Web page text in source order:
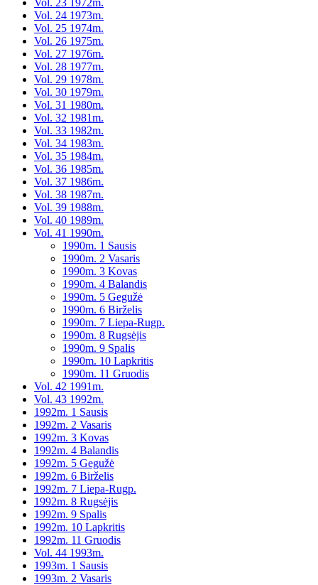
Vol. 23 1972m.
Vol. 24 1973m.
Vol. 25 1974m.
Vol. 26 1975m.
Vol. 27 1976m.
Vol. 28 1977m.
Vol. 29 1978m.
Vol. 30 1979m.
Vol. 31 1980m.
Vol. 32 1981m.
Vol. 33 1982m.
Vol. 34 1983m.
Vol. 35 1984m.
Vol. 36 1985m.
Vol. 37 1986m.
Vol. 38 1987m.
Vol. 39 1988m.
Vol. 40 1989m.
Vol. 41 1990m.
1990m. 1 Sausis
1990m. 2 Vasaris
1990m. 3 Kovas
1990m. 4 Balandis
1990m. 5 Gegužė
1990m. 6 Birželis
1990m. 7 Liepa-Rugp.
1990m. 8 Rugsėjis
1990m. 9 Spalis
1990m. 10 Lapkritis
1990m. 11 Gruodis
Vol. 42 1991m.
Vol. 43 1992m.
1992m. 1 Sausis
1992m. 2 Vasaris
1992m. 3 Kovas
1992m. 4 Balandis
1992m. 5 Gegužė
1992m. 6 Birželis
1992m. 7 Liepa-Rugp.
1992m. 8 Rugsėjis
1992m. 9 Spalis
1992m. 10 Lapkritis
1992m. 11 Gruodis
Vol. 44 1993m.
1993m. 1 Sausis
1993m. 2 Vasaris